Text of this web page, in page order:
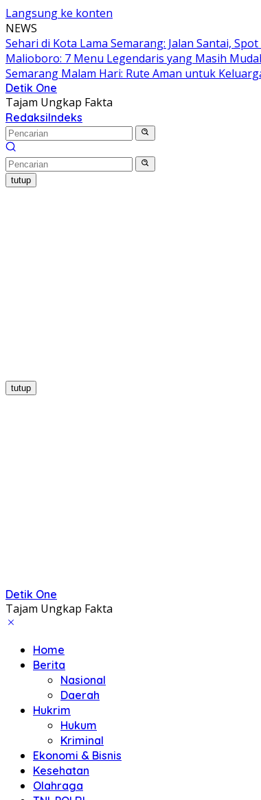
Langsung ke konten
NEWS
Sehari di Kota Lama Semarang: Jalan Santai,
Malioboro: 7 Menu Legendaris yang Masih
Semarang Malam Hari: Rute Aman untuk
Detik One
Tajam Ungkap Fakta
RedaksiIndeks
tutup
tutup
Detik One
Tajam Ungkap Fakta
Home
Berita
Nasional
Daerah
Hukrim
Hukum
Kriminal
Ekonomi & Bisnis
Kesehatan
Olahraga